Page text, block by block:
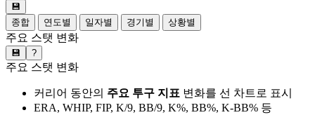
💾
종합
연도별 일자별 경기별 상황별
주요 스탯 변화
💾 ?
주요 스탯 변화
커리어 동안의 주요 투구 지표 변화를 선 차트로 표시
ERA, WHIP, FIP, K/9, BB/9, K%, BB%, K-BB% 등